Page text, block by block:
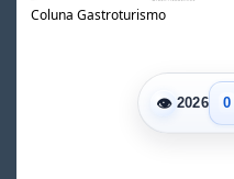
Coluna Gastroturismo
👁 2026
0
1